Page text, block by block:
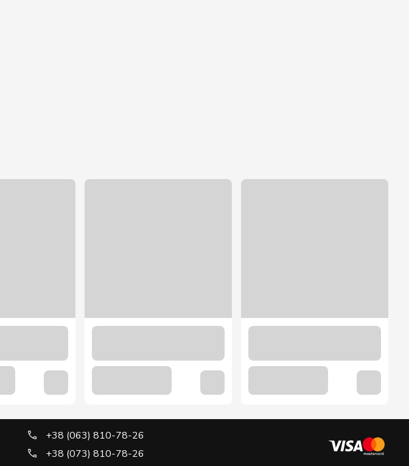
+38 (063) 810-78-26
+38 (073) 810-78-26